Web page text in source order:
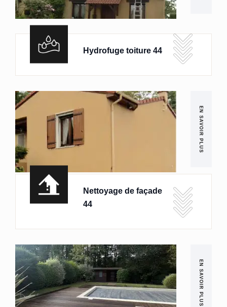
Hydrofuge toiture 44
EN SAVOIR PLUS
Nettoyage de façade
44
EN SAVOIR PLUS